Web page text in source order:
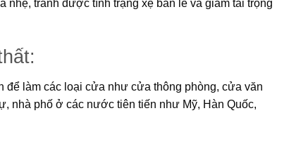
tránh được tình trạng xệ bản lề và giảm tải trọng
làm các loại cửa như cửa thông phòng, cửa văn
nhà phố ở các nước tiên tiến như Mỹ, Hàn Quốc,